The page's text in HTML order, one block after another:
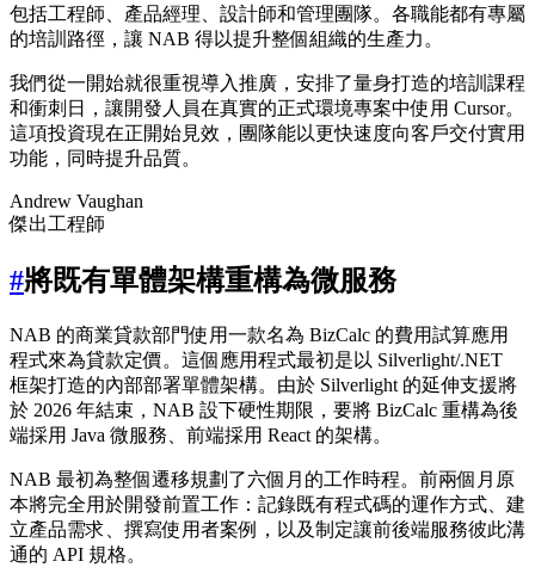
包括工程師、產品經理、設計師和管理團隊。各職能都有專屬
的培訓路徑，讓 NAB 得以提升整個組織的生產力。
我們從一開始就很重視導入推廣，安排了量身打造的培訓課程
和衝刺日，讓開發人員在真實的正式環境專案中使用 Cursor。
這項投資現在正開始見效，團隊能以更快速度向客戶交付實用
功能，同時提升品質。
Andrew Vaughan
傑出工程師
#將既有單體架構重構為微服務
NAB 的商業貸款部門使用一款名為 BizCalc 的費用試算應用
程式來為貸款定價。這個應用程式最初是以 Silverlight/.NET
框架打造的內部部署單體架構。由於 Silverlight 的延伸支援將
於 2026 年結束，NAB 設下硬性期限，要將 BizCalc 重構為後
端採用 Java 微服務、前端採用 React 的架構。
NAB 最初為整個遷移規劃了六個月的工作時程。前兩個月原
本將完全用於開發前置工作：記錄既有程式碼的運作方式、建
立產品需求、撰寫使用者案例，以及制定讓前後端服務彼此溝
通的 API 規格。